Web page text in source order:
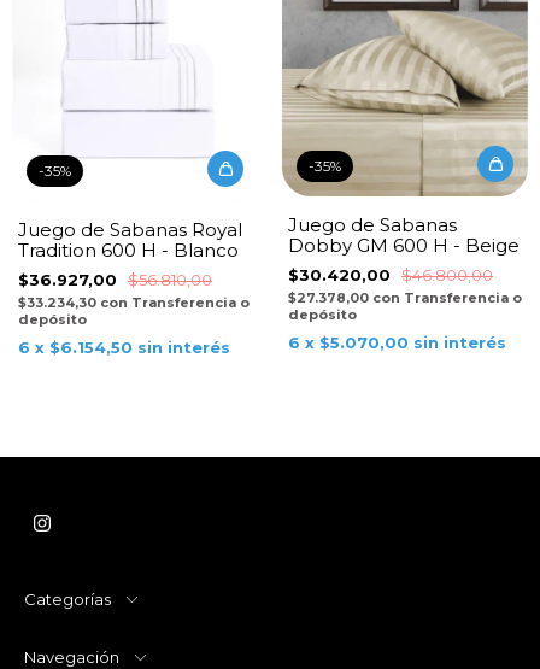
-35%
Juego de Sabanas Royal
Tradition 600 H - Blanco
$36.927,00 $56.810,00
$33.234,30 con Transferencia o
depósito
6 x $6.154,50 sin interés
-35%
Juego de Sabanas
Dobby GM 600 H - Beige
$30.420,00 $46.800,00
$27.378,00 con Transferencia o
depósito
6 x $5.070,00 sin interés
Categorías
Navegación